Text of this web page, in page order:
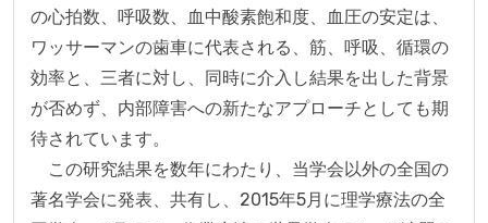
の心拍数、呼吸数、血中酸素飽和度、血圧の安定は、
ワッサーマンの歯車に代表される、筋、呼吸、循環の
効率と、三者に対し、同時に介入し結果を出した背景
が否めず、内部障害への新たなアプローチとしても期
待されています。
この研究結果を数年にわたり、当学会以外の全国の
著名学会に発表、共有し、2015年5月に理学療法の全